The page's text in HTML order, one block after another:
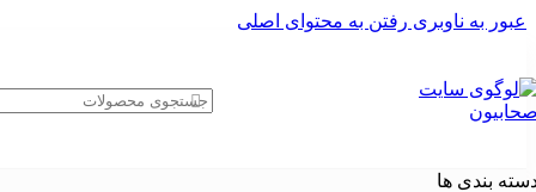
عبور به ناوبری رفتن به محتوای اصلی
بندی ها